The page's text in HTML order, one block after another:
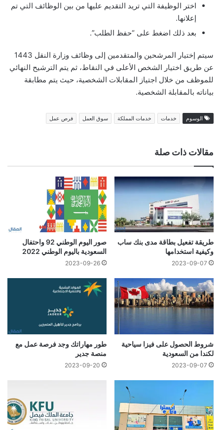
اختر الوظيفة التي تريد التقديم عليها من بين الوظائف التي تم
إعلانها.
بعد ذلك اضغط على “حفظ الطلب”.
سيتم إختيار المرشحين والمتقدمين إلى وظائف وزارة النقل 1443
عن طريق اختيار الشخص الأعلى في النقاط، ثم يتم الترشيح النهائي
للموظف من خلال اجتياز المقابلات الشخصية، حيث يتم مطابقة
بياناته بالمقابلة الشخصية.
الوسوم خدمات خدمات المملكة سوق العمل فرص عمل
مقالات ذات صلة
طريقة تفعيل بطاقة مدى بنك ساب
وكيفية استخدامها
2023-09-07
صور اليوم الوطني 92 واحتفال
السعودية باليوم الوطني 2022
2023-09-26
شروط الحصول على فيزا سياحية
لكندا من السعودية
2023-09-07
طور مهاراتك وجد فرصة عمل مع
منصة جدير
2023-09-20